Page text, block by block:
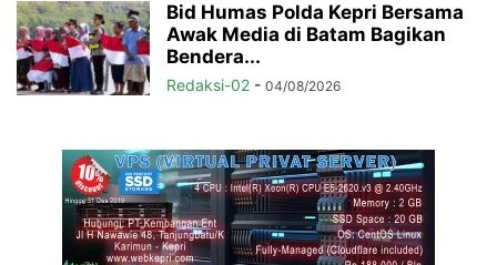
Bid Humas Polda Kepri Bersama
Awak Media di Batam Bagikan
Bendera...
Redaksi-02 - 04/08/2026